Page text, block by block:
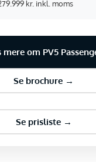
kr. inkl. moms
mere om PV5
Se brochure →
Se prisliste →